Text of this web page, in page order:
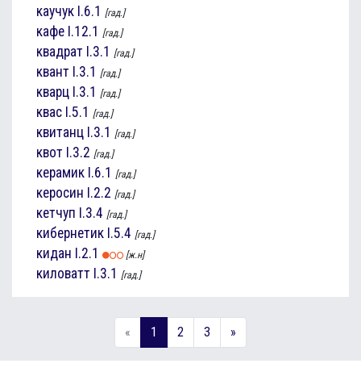
каучук I.6.1 [гад.]
кафе I.12.1 [гад.]
квадрат I.3.1 [гад.]
квант I.3.1 [гад.]
кварц I.3.1 [гад.]
квас I.5.1 [гад.]
квитанц I.3.1 [гад.]
квот I.3.2 [гад.]
керамик I.6.1 [гад.]
керосин I.2.2 [гад.]
кетчуп I.3.4 [гад.]
кибернетик I.5.4 [гад.]
кидан I.2.1 [ж.н]
киловатт I.3.1 [гад.]
« 1 2 3 »